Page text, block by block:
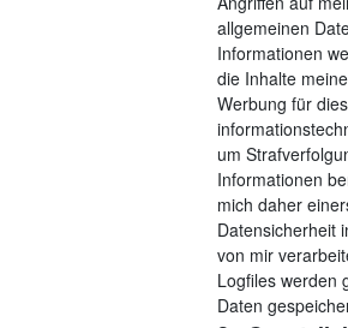
allgemeinen
Informationen
die Inhalte
Werbung für
um
Informationen
mich daher
Datensicherheit
von mir
Logfiles werden
Daten